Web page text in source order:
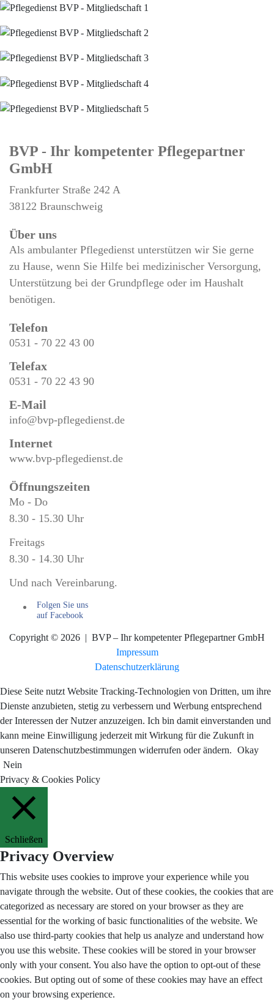
BVP - Ihr kompetenter Pflegepartner
GmbH
Frankfurter Straße 242 A
38122 Braunschweig
Über uns
Als ambulanter Pflegedienst unterstützen wir Sie gerne
zu Hause, wenn Sie Hilfe bei medizinischer Versorgung,
Unterstützung bei der Grundpflege oder im Haushalt
benötigen.
Telefon
0531 - 70 22 43 00
Telefax
0531 - 70 22 43 90
E-Mail
info@bvp-pflegedienst.de
Internet
www.bvp-pflegedienst.de
Öffnungszeiten
Mo - Do
8.30 - 15.30 Uhr
Freitags
8.30 - 14.30 Uhr
Und nach Vereinbarung.
Folgen Sie uns
auf Facebook
Copyright © 2026 | BVP – Ihr kompetenter Pflegepartner GmbH
Impressum
Datenschutzerklärung
Diese Seite nutzt Website Tracking-Technologien von Dritten, um ihre
Dienste anzubieten, stetig zu verbessern und Werbung entsprechend
der Interessen der Nutzer anzuzeigen. Ich bin damit einverstanden und
kann meine Einwilligung jederzeit mit Wirkung für die Zukunft in
unseren Datenschutzbestimmungen widerrufen oder ändern. Okay
Nein
Privacy & Cookies Policy
Schließen
Privacy Overview
This website uses cookies to improve your experience while you
navigate through the website. Out of these cookies, the cookies that are
categorized as necessary are stored on your browser as they are
essential for the working of basic functionalities of the website. We
also use third-party cookies that help us analyze and understand how
you use this website. These cookies will be stored in your browser
only with your consent. You also have the option to opt-out of these
cookies. But opting out of some of these cookies may have an effect
on your browsing experience.